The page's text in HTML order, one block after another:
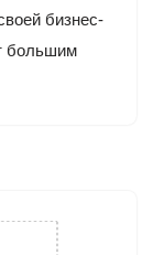
бизнес-
большим